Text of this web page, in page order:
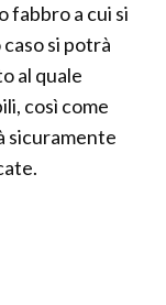
fabbro a cui si
si potrà
al quale
così come
sicuramente